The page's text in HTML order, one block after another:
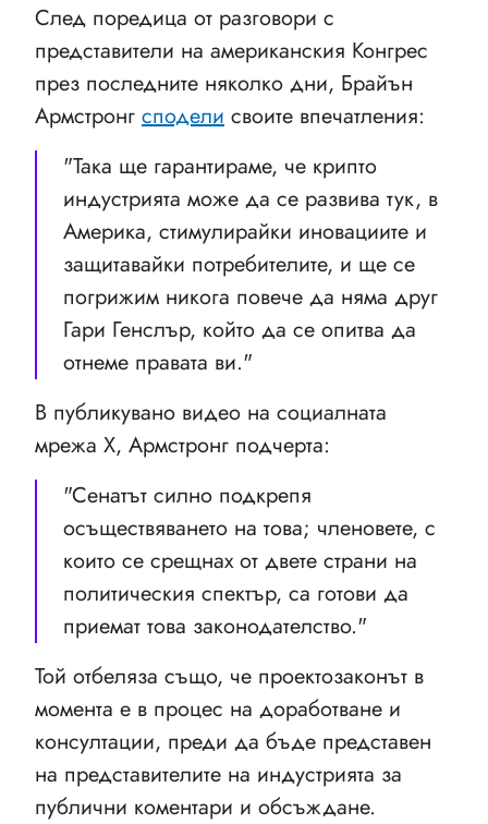
След поредица от разговори с
представители на американския Конгрес
през последните няколко дни, Брайън
Армстронг сподели своите впечатления:
"Така ще гарантираме, че крипто
индустрията може да се развива тук, в
Америка, стимулирайки иновациите и
защитавайки потребителите, и ще се
погрижим никога повече да няма друг
Гари Генслър, който да се опитва да
отнеме правата ви."
В публикувано видео на социалната
мрежа X, Армстронг подчерта:
"Сенатът силно подкрепя
осъществяването на това; членовете, с
които се срещнах от двете страни на
политическия спектър, са готови да
приемат това законодателство."
Той отбеляза също, че проектозаконът в
момента е в процес на доработване и
консултации, преди да бъде представен
на представителите на индустрията за
публични коментари и обсъждане.